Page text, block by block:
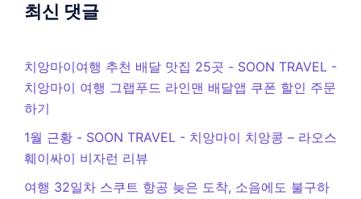
최신 댓글
치앙마이여행 추천 배달 맛집 25곳 - SOON TRAVEL -
치앙마이 여행 그랩푸드 라인맨 배달앱 쿠폰 할인 주문
하기
1월 근황 - SOON TRAVEL - 치앙마이 치앙콩 – 라오스
훼이싸이 비자런 리뷰
여행 32일차 스쿠트 항공 늦은 도착, 소음에도 불구하